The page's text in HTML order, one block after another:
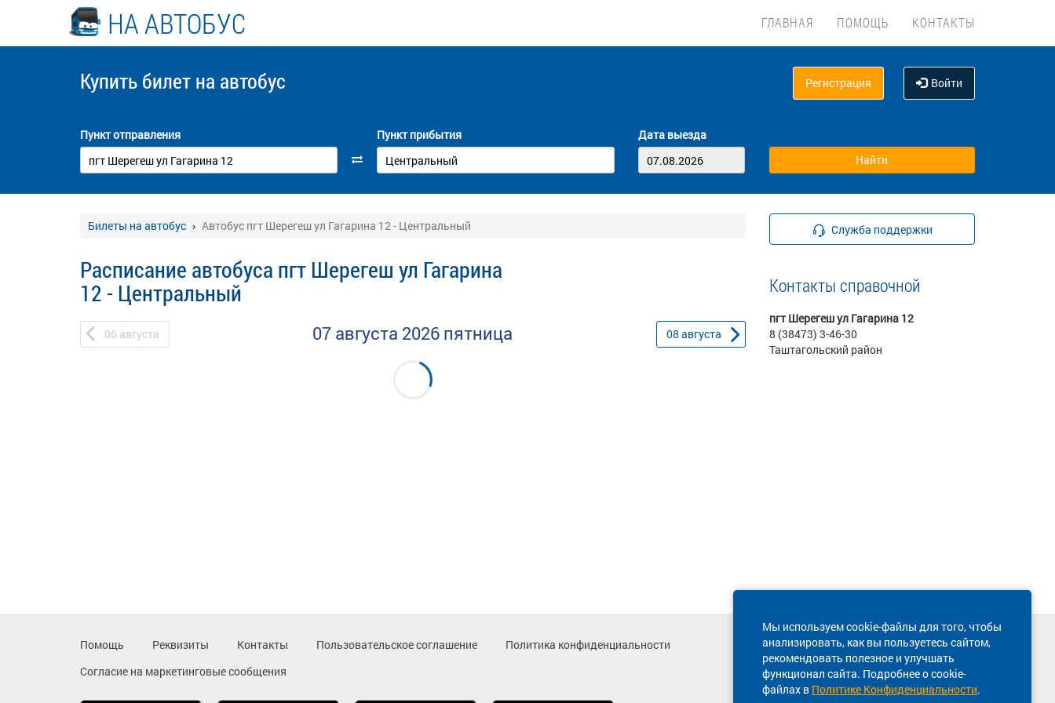
НА АВТОБУС ГЛАВНАЯ ПОМОЩЬ КОНТАКТЫ
Купить билет на автобус Регистрация Войти
Пункт отправления Пункт прибытия Дата выезда
Билеты на автобус Автобус пгт Шерегеш ул Гагарина 12 - Центральный
Расписание автобуса пгт Шерегеш ул Гагарина
12 - Центральный
06 августа 07 августа 2026 пятница 08 августа
Служба поддержки
Контакты справочной
пгт Шерегеш ул Гагарина 12
8 (38473) 3-46-30
Таштагольский район
Мы используем cookie-файлы для того, чтобы
анализировать, как вы пользуетесь сайтом,
рекомендовать полезное и улучшать
функционал сайта. Подробнее о cookie-
файлах в Политике Конфиденциальности.
Помощь Реквизиты Контакты Пользовательское соглашение
Политика конфиденциальности
Согласие на маркетинговые сообщения
Техническая поддержка сайта
8 800 600-03-38